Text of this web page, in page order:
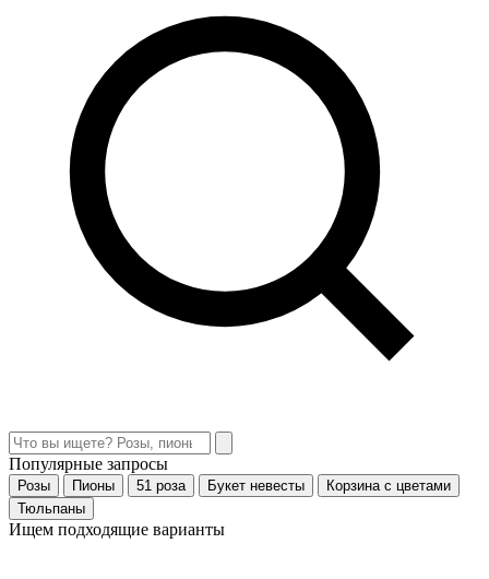
Популярные запросы
Розы Пионы 51 роза Букет невесты
Корзина с цветами
Тюльпаны
Ищем подходящие варианты